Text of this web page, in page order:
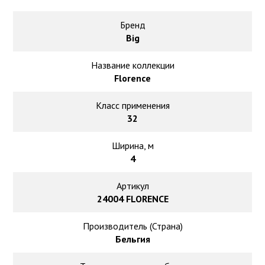
Ковролин под теплый пол
Бренд
Big
Название коллекции
Florence
Класс применения
32
Ширина, м
4
Артикул
24004 FLORENCE
Производитель (Страна)
Бельгия